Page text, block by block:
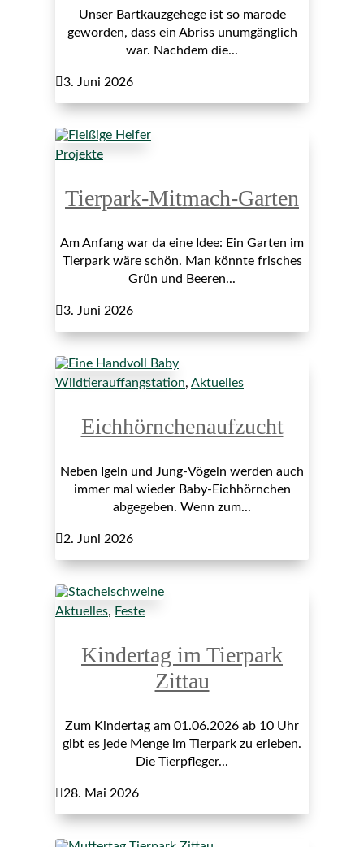
Unser Bartkauzgehege ist so marode
geworden, dass ein Abriss unumgänglich
war. Nachdem die...
3. Juni 2026
Projekte
Tierpark-Mitmach-Garten
Am Anfang war da eine Idee: Ein Garten im
Tierpark wäre schön. Man könnte frisches
Grün und Beeren...
3. Juni 2026
Wildtierauffangstation, Aktuelles
Eichhörnchenaufzucht
Neben Igeln und Jung-Vögeln werden auch
immer mal wieder Baby-Eichhörnchen
abgegeben. Wenn zum...
2. Juni 2026
Aktuelles, Feste
Kindertag im Tierpark
Zittau
Zum Kindertag am 01.06.2026 ab 10 Uhr
gibt es jede Menge im Tierpark zu erleben.
Die Tierpfleger...
28. Mai 2026